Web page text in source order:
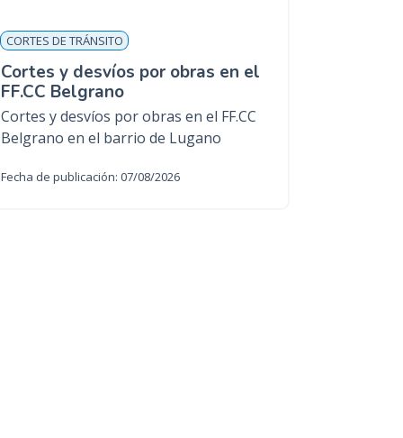
CORTES DE TRÁNSITO
Cortes y desvíos por obras en el
FF.CC Belgrano
Cortes y desvíos por obras en el FF.CC
Belgrano en el barrio de Lugano
Fecha de publicación: 07/08/2026